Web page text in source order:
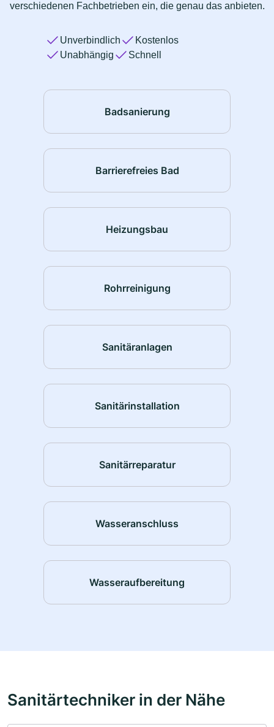
verschiedenen Fachbetrieben ein, die genau das anbieten.
Unverbindlich
Kostenlos
Unabhängig
Schnell
Badsanierung
Barrierefreies Bad
Heizungsbau
Rohrreinigung
Sanitäranlagen
Sanitärinstallation
Sanitärreparatur
Wasseranschluss
Wasseraufbereitung
Sanitärtechniker in der Nähe